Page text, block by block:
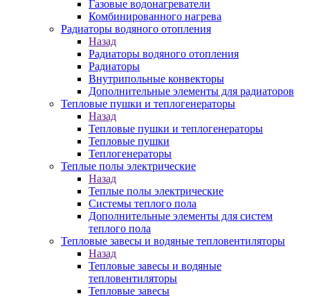
Газовые водонагреватели
Комбинированного нагрева
Радиаторы водяного отопления
Назад
Радиаторы водяного отопления
Радиаторы
Внутрипольные конвекторы
Дополнительные элементы для радиаторов
Тепловые пушки и теплогенераторы
Назад
Тепловые пушки и теплогенераторы
Тепловые пушки
Теплогенераторы
Теплые полы электрические
Назад
Теплые полы электрические
Системы теплого пола
Дополнительные элементы для систем
теплого пола
Тепловые завесы и водяные тепловентиляторы
Назад
Тепловые завесы и водяные
тепловентиляторы
Тепловые завесы